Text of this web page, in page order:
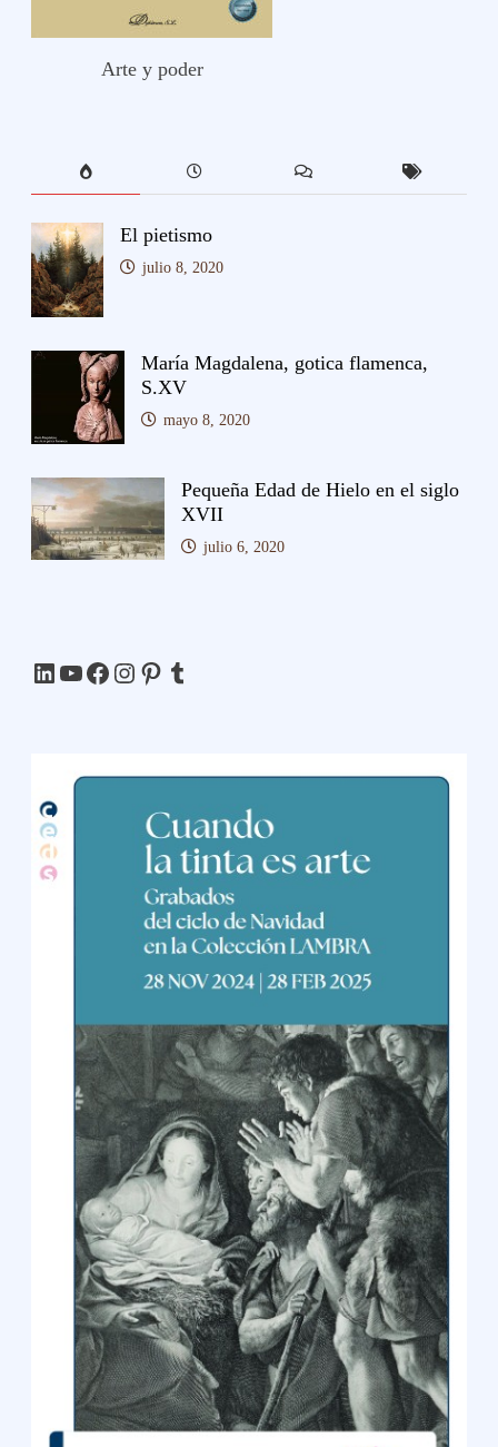
Arte y poder
El pietismo
julio 8, 2020
María Magdalena, gotica flamenca,
S.XV
mayo 8, 2020
Pequeña Edad de Hielo en el siglo
XVII
julio 6, 2020
LinkedIn
YouTube
Facebook
Instagram
Pinterest
Tumblr